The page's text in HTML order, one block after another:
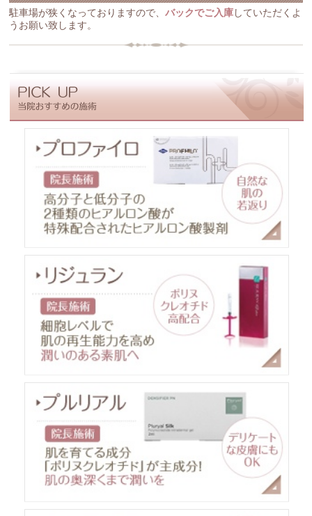
駐車場が狭くなっておりますので、バックでご入庫していただくよ
うお願い致します。